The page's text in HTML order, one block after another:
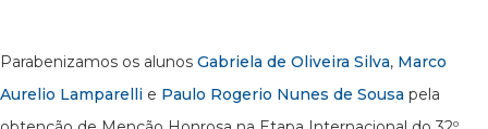
Parabenizamos os alunos Gabriela de Oliveira Silva, Marco
Aurelio Lamparelli e Paulo Rogerio Nunes de Sousa pela